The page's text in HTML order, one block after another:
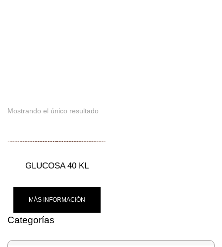
Mostrando el único resultado
GLUCOSA 40 KL
MÁS INFORMACIÓN
Categorías